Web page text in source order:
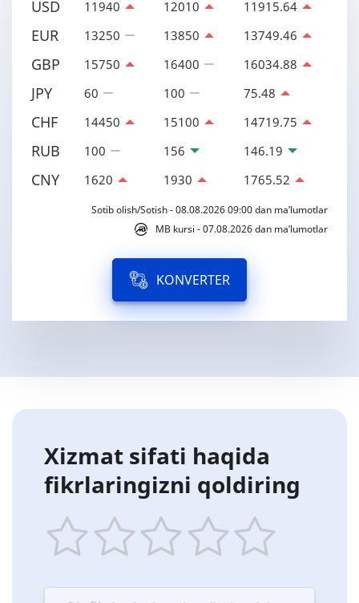
USD 11940 12010 11915.64
EUR 13250 13850 13749.46
GBP 15750 16400 16034.88
JPY 60 100 75.48
CHF 14450 15100 14719.75
RUB 100 156 146.19
CNY 1620 1930 1765.52
Sotib olish/Sotish - 08.08.2026 09:00 dan ma’lumotlar
MB kursi - 07.08.2026 dan ma’lumotlar
KONVERTER
Xizmat sifati haqida
fikrlaringizni qoldiring
star
stars
stars
stars
stars